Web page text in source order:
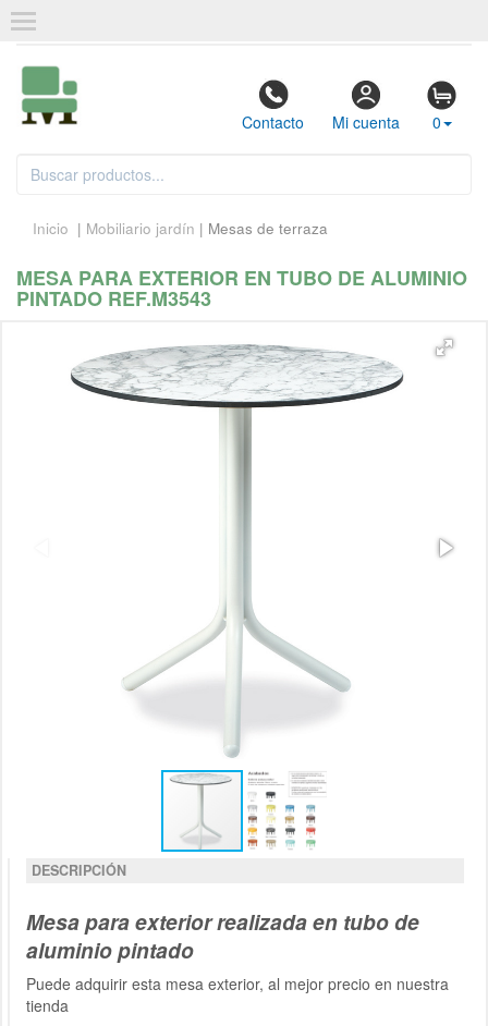
Contacto Mi cuenta 0
Inicio | Mobiliario jardín | Mesas de terraza
MESA PARA EXTERIOR EN TUBO DE ALUMINIO
PINTADO REF.M3543
DESCRIPCIÓN
Mesa para exterior realizada en tubo de
aluminio pintado
Puede adquirir esta mesa exterior, al mejor precio en nuestra
tienda